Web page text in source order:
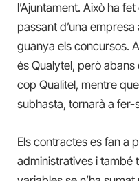
l’Ajuntament. Això ha
passant d’una
guanya els concursos.
és Qualytel, però
cop Qualitel, mentre
subhasta, tornarà a fer-
Els contractes es fan a
administratives i també